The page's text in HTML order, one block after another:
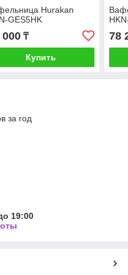
Hurakan
GES5HK
000₸
Купить
78
за год
19:00